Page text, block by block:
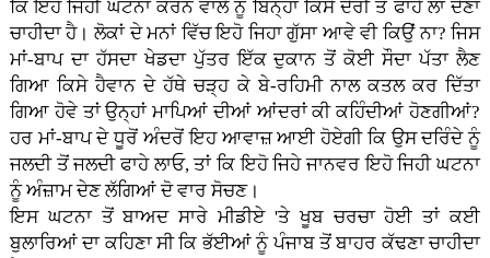
ਕਿ ਇਹੋ ਜਿਹੀ ਘਟਨਾ ਕਰਨ ਵਾਲੇ ਨੂੰ ਬਿਨ੍ਹਾਂ ਕਿਸੇ ਦੇਰੀ ਤੋਂ ਫਾਹੇ ਲਾ ਦੇਣਾ
ਚਾਹੀਦਾ ਹੈ। ਲੋਕਾਂ ਦੇ ਮਨਾਂ ਵਿੱਚ ਇਹੋ ਜਿਹਾ ਗੁੱਸਾ ਆਵੇ ਵੀ ਕਿਉਂ ਨਾ? ਜਿਸ
ਮਾਂ-ਬਾਪ ਦਾ ਹੱਸਦਾ ਖੇਡਦਾ ਪੁੱਤਰ ਇੱਕ ਦੁਕਾਨ ਤੋਂ ਕੋਈ ਸੌਦਾ ਪੱਤਾ ਲੈਣ
ਗਿਆ ਕਿਸੇ ਹੈਵਾਨ ਦੇ ਹੱਥੇ ਚੜ੍ਹ ਕੇ ਬੇ-ਰਹਿਮੀ ਨਾਲ ਕਤਲ ਕਰ ਦਿੱਤਾ
ਗਿਆ ਹੋਵੇ ਤਾਂ ਉਨ੍ਹਾਂ ਮਾਪਿਆਂ ਦੀਆਂ ਆਂਦਰਾਂ ਕੀ ਕਹਿੰਦੀਆਂ ਹੋਣਗੀਆਂ?
ਹਰ ਮਾਂ-ਬਾਪ ਦੇ ਧੂਰੋਂ ਅੰਦਰੋਂ ਇਹ ਆਵਾਜ਼ ਆਈ ਹੋਏਗੀ ਕਿ ਉਸ ਦਰਿੰਦੇ ਨੂੰ
ਜਲਦੀ ਤੋਂ ਜਲਦੀ ਫਾਹੇ ਲਾਓ, ਤਾਂ ਕਿ ਇਹੋ ਜਿਹੇ ਜਾਨਵਰ ਇਹੋ ਜਿਹੀ ਘਟਨਾ
ਨੂੰ ਅੰਜ਼ਾਮ ਦੇਣ ਲੱਗਿਆਂ ਦੋ ਵਾਰ ਸੋਚਣ।
ਇਸ ਘਟਨਾ ਤੋਂ ਬਾਅਦ ਸਾਰੇ ਮੀਡੀਏ 'ਤੇ ਖੂਬ ਚਰਚਾ ਹੋਈ ਤਾਂ ਕਈ
ਬੁਲਾਰਿਆਂ ਦਾ ਕਹਿਣਾ ਸੀ ਕਿ ਭੱਈਆਂ ਨੂੰ ਪੰਜਾਬ ਤੋਂ ਬਾਹਰ ਕੱਢਣਾ ਚਾਹੀਦਾ